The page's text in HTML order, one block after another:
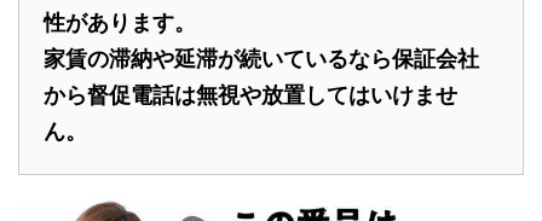
性があります。
家賃の滞納や延滞が続いているなら保証会社
から督促電話は無視や放置してはいけませ
ん。